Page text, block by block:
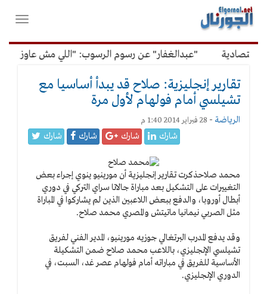
القائمة
الرئيسية
فتح
"عبدالغفار" عن رسوم الرسوب: "اللي مش عاوز
تقارير إنجليزية: صلاح قد يبدأ أساسيا مع
تشيلسي أمام فولهام لأول مرة
الرياضة - 28 فبراير 2014 1:40 م
شارك شارك شارك شارك
محمد صلاحذكرت تقارير إنجليزية أن مورينيو ينوي إجراء بعض
التغييرات على التشكيل بعد مباراة جالاتا سراي التركي في دوري
أبطال أوروبا، والدفع ببعض اللاعبين الذين لم يشاركوا في المباراة
مثل الصربي نيمانيا ماتيتش والمصري محمد صلاح.
وقد يدفع المدرب البرتغالي جوزيه مورينيو، المدير الفني لفريق
تشيلسي الإنجليزي، باللاعب محمد صلاح ضمن التشكيلة
الأساسية للفريق في مباراته أمام فولهام عصر غد، السبت، في
الدوري الإنجليزي.